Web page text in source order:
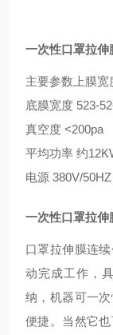
一次性口罩拉伸
主要参数上膜宽
底膜宽度 523-
真空度 <200pa
平均功率 约
电源 380V/50HZ
一次性口罩拉伸
口罩拉伸膜连
动完成工作，
纳，机器可一
便捷。当然它